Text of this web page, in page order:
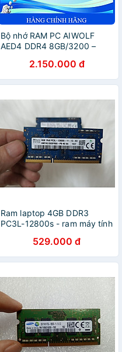
Bộ nhớ RAM PC AIWOLF
AED4 DDR4 8GB/3200 –
2.150.000 đ
Ram laptop 4GB DDR3
PC3L-12800s - ram máy tính
1600Mhz - Hàng chính hãng
529.000 đ